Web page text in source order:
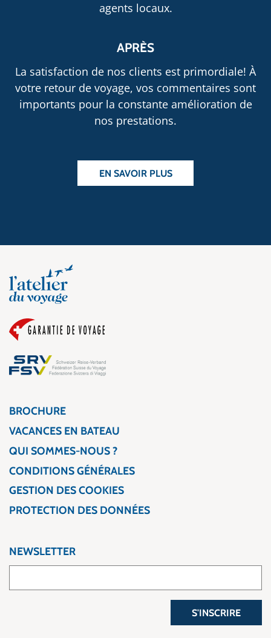
agents locaux.
APRÈS
La satisfaction de nos clients est primordiale! À
votre retour de voyage, vos commentaires sont
importants pour la constante amélioration de
nos prestations.
EN SAVOIR PLUS
BROCHURE
VACANCES EN BATEAU
QUI SOMMES-NOUS ?
CONDITIONS GÉNÉRALES
GESTION DES COOKIES
PROTECTION DES DONNÉES
NEWSLETTER
S'INSCRIRE